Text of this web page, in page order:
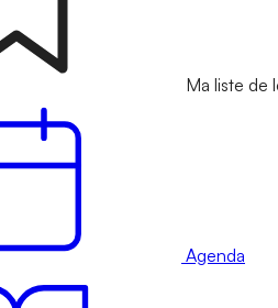
Ma liste de
Agenda